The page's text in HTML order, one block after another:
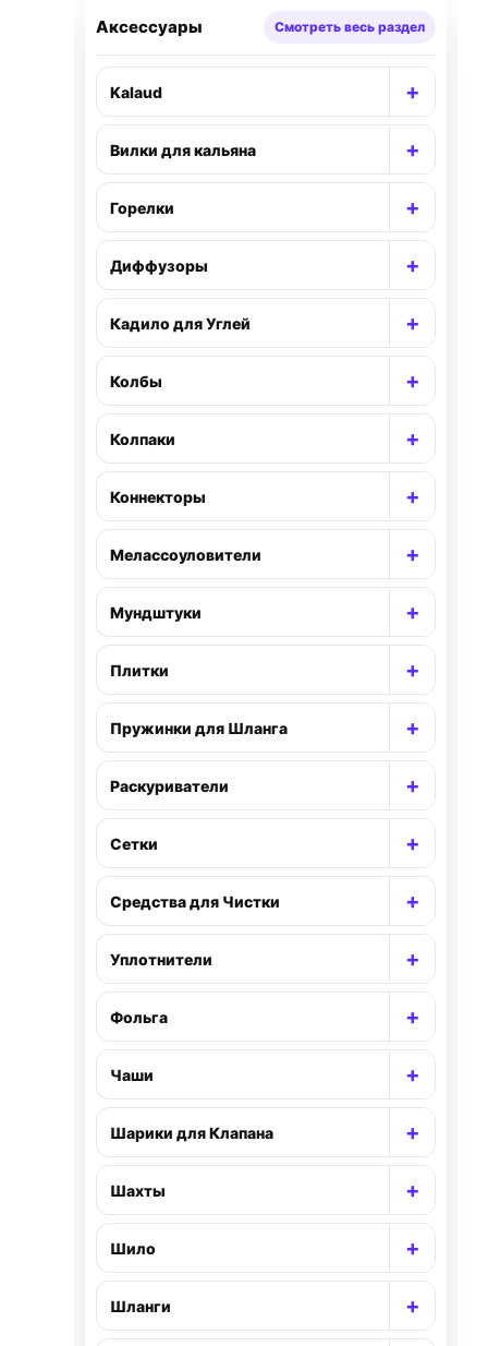
Аксессуары Смотреть весь раздел
Kalaud +
Вилки для кальяна +
Горелки +
Диффузоры +
Кадило для Углей +
Колбы +
Колпаки +
Коннекторы +
Мелассоуловители +
Мундштуки +
Плитки +
Пружинки для Шланга +
Раскуриватели +
Сетки +
Средства для Чистки +
Уплотнители +
Фольга +
Чаши +
Шарики для Клапана +
Шахты +
Шило +
Шланги +